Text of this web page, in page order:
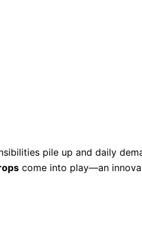
pile up and daily
come into play—an